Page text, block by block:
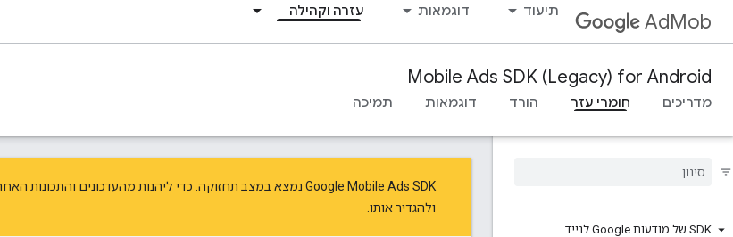
AdMob תיעוד דוגמאות עזרה וקהילה
Mobile Ads SDK (Legacy) for Android
מדריכים חומרי עזר הורד דוגמאות תמיכה
SDK של מודעות Google לנייד
‫Google Mobile Ads SDK נמצא במצב תחזוקה. כדי ליהנות מהעדכונים והתכונות האחרונים, כדאי
ולהגדיר אותו